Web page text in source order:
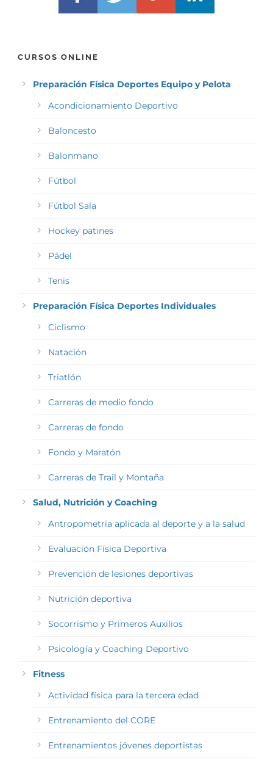
CURSOS ONLINE
Preparación Física Deportes Equipo y Pelota
Acondicionamiento Deportivo
Baloncesto
Balonmano
Fútbol
Fútbol Sala
Hockey patines
Pádel
Tenis
Preparación Física Deportes Individuales
Ciclismo
Natación
Triatlón
Carreras de medio fondo
Carreras de fondo
Fondo y Maratón
Carreras de Trail y Montaña
Salud, Nutrición y Coaching
Antropometría aplicada al deporte y a la salud
Evaluación Física Deportiva
Prevención de lesiones deportivas
Nutrición deportiva
Socorrismo y Primeros Auxilios
Psicología y Coaching Deportivo
Fitness
Actividad física para la tercera edad
Entrenamiento del CORE
Entrenamientos jóvenes deportistas